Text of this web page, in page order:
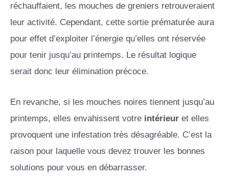
réchauffaient, les mouches de greniers retrouveraient
leur activité. Cependant, cette sortie prématurée aura
pour effet d’exploiter l’énergie qu’elles ont réservée
pour tenir jusqu’au printemps. Le résultat logique
serait donc leur élimination précoce.
En revanche, si les mouches noires tiennent jusqu’au
printemps, elles envahissent votre intérieur et elles
provoquent une infestation très désagréable. C’est la
raison pour laquelle vous devez trouver les bonnes
solutions pour vous en débarrasser.